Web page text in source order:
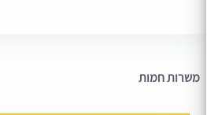
משרות חמות